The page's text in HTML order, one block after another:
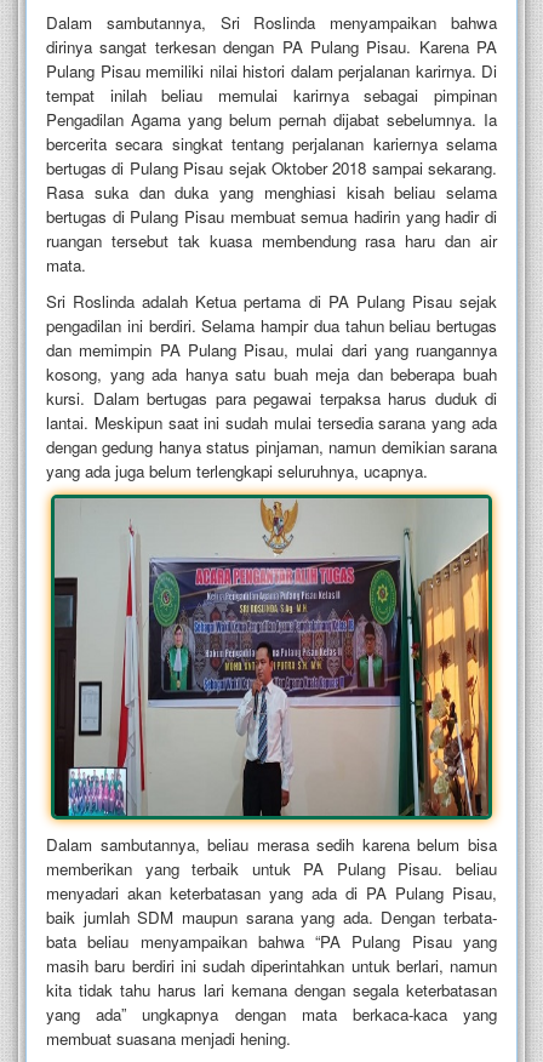
Dalam sambutannya, Sri Roslinda menyampaikan bahwa
dirinya sangat terkesan dengan PA Pulang Pisau. Karena PA
Pulang Pisau memiliki nilai histori dalam perjalanan karirnya. Di
tempat inilah beliau memulai karirnya sebagai pimpinan
Pengadilan Agama yang belum pernah dijabat sebelumnya. Ia
bercerita secara singkat tentang perjalanan kariernya selama
bertugas di Pulang Pisau sejak Oktober 2018 sampai sekarang.
Rasa suka dan duka yang menghiasi kisah beliau selama
bertugas di Pulang Pisau membuat semua hadirin yang hadir di
ruangan tersebut tak kuasa membendung rasa haru dan air
mata.
Sri Roslinda adalah Ketua pertama di PA Pulang Pisau sejak
pengadilan ini berdiri. Selama hampir dua tahun beliau bertugas
dan memimpin PA Pulang Pisau, mulai dari yang ruangannya
kosong, yang ada hanya satu buah meja dan beberapa buah
kursi. Dalam bertugas para pegawai terpaksa harus duduk di
lantai. Meskipun saat ini sudah mulai tersedia sarana yang ada
dengan gedung hanya status pinjaman, namun demikian sarana
yang ada juga belum terlengkapi seluruhnya, ucapnya.
Dalam sambutannya, beliau merasa sedih karena belum bisa
memberikan yang terbaik untuk PA Pulang Pisau. beliau
menyadari akan keterbatasan yang ada di PA Pulang Pisau,
baik jumlah SDM maupun sarana yang ada. Dengan terbata-
bata beliau menyampaikan bahwa “PA Pulang Pisau yang
masih baru berdiri ini sudah diperintahkan untuk berlari, namun
kita tidak tahu harus lari kemana dengan segala keterbatasan
yang ada” ungkapnya dengan mata berkaca-kaca yang
membuat suasana menjadi hening.